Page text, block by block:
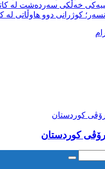
خەڵکی سەردەشت لە
کوژرانی دوو هاوڵاتی لە
کوردستان